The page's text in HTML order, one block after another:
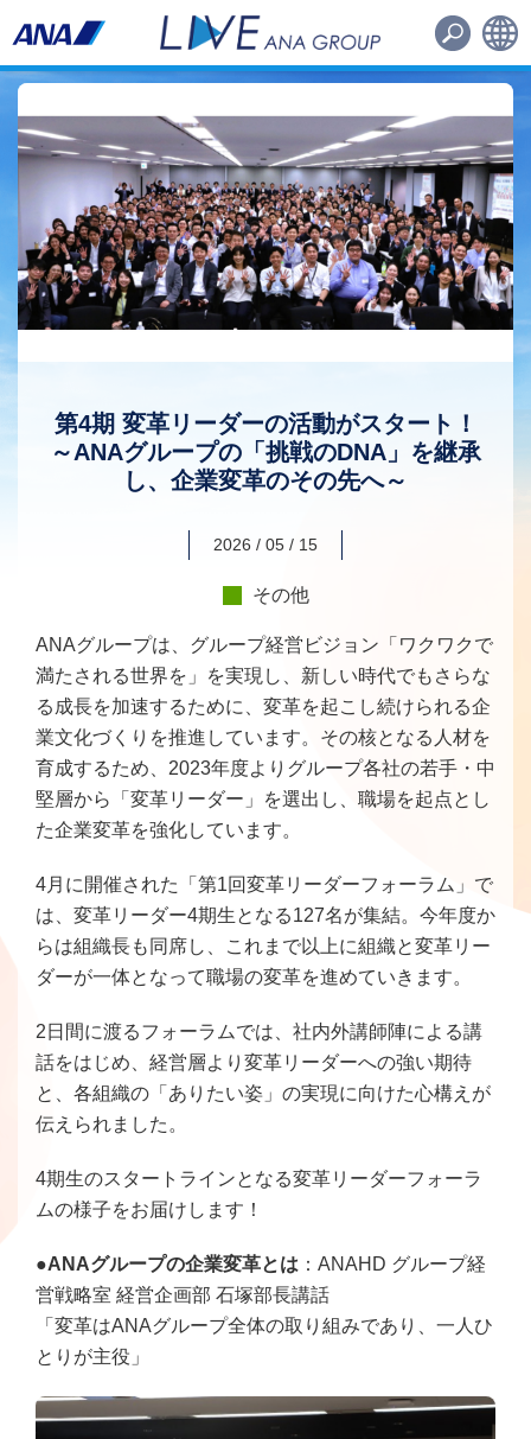
日本語 English
路線・機材
第4期 変革リーダーの活動がスタート！
～ANAグループの「挑戦のDNA」を継承
し、企業変革のその先へ～
2026 / 05 / 15
その他
ANAグループは、グループ経営ビジョン「ワクワクで
満たされる世界を」を実現し、新しい時代でもさらな
る成長を加速するために、変革を起こし続けられる企
業文化づくりを推進しています。その核となる人材を
育成するため、2023年度よりグループ各社の若手・中
堅層から「変革リーダー」を選出し、職場を起点とし
た企業変革を強化しています。
4月に開催された「第1回変革リーダーフォーラム」で
は、変革リーダー4期生となる127名が集結。今年度か
らは組織長も同席し、これまで以上に組織と変革リー
ダーが一体となって職場の変革を進めていきます。
2日間に渡るフォーラムでは、社内外講師陣による講
話をはじめ、経営層より変革リーダーへの強い期待
と、各組織の「ありたい姿」の実現に向けた心構えが
伝えられました。
4期生のスタートラインとなる変革リーダーフォーラ
ムの様子をお届けします！
●ANAグループの企業変革とは ：ANAHD グループ経
営戦略室 経営企画部 石塚部長講話
「変革はANAグループ全体の取り組みであり、一人ひ
とりが主役」